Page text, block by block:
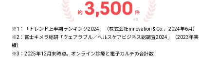
※1：「トレンド上半期ランキング2024」（株式会社innovation & Co.、2024年6月）
※2：富士キメラ総研「ウェアラブル／ヘルスケアビジネス総調査2024」（2023年実
績）
※3：2025年12月末時点。オンライン診療と電子カルテの合計数